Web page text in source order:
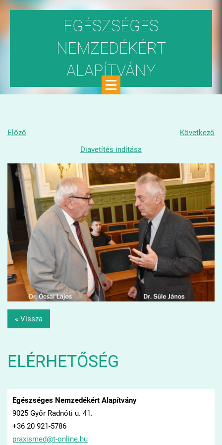
EGÉSZSÉGES
NEMZEDÉKÉRT
ALAPÍTVÁNY
Előző
Következő
Diavetítés indítása
« Vissza
ELÉRHETŐSÉG
Egészséges Nemzedékért Alapítvány
9025 Győr Radnóti u. 41.
+36 20 921-5786
praxismed@t-online.hu